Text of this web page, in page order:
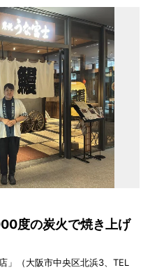
度の炭火で焼き上げ
」（大阪市中央区北浜3、TEL